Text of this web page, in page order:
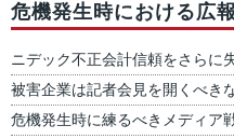
危機発生時における広
ニデック不正会計信頼をさらに
被害企業は記者会見を開くべき
危機発生時に練るべきメディア